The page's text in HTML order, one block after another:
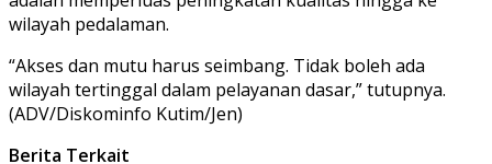
wilayah pedalaman.
“Akses dan mutu harus seimbang. Tidak boleh ada
wilayah tertinggal dalam pelayanan dasar,” tutupnya.
(ADV/Diskominfo Kutim/Jen)
Berita Terkait